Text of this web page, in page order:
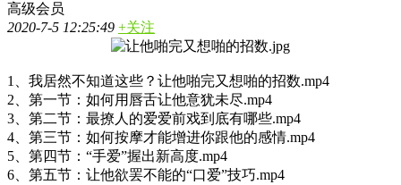
高级会员
2020-7-5 12:25:49 +关注
1
、我居然不知道这些？让他啪完又想啪的招数.mp4
2、第一节：如何用唇舌让他意犹未尽.mp4
3、第二节：最撩人的爱爱前戏到底有哪些.mp4
4、第三节：如何按摩才能增进你跟他的感情.mp4
5、第四节：“手爱”握出新高度.mp4
6、第五节：让他欲罢不能的“口爱”技巧.mp4